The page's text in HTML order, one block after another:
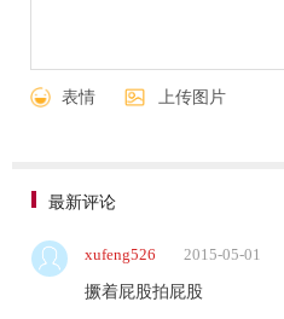
表情 上传图片
最新评论
xufeng526 2015-05-01
撅着屁股拍屁股